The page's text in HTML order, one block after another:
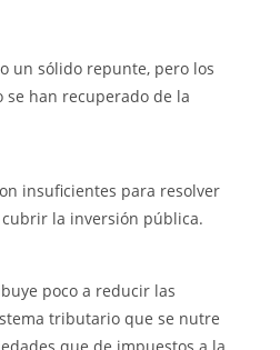
un sólido repunte, pero los
se han recuperado de la
insuficientes para resolver
la inversión pública.
poco a reducir las
tributario que se nutre